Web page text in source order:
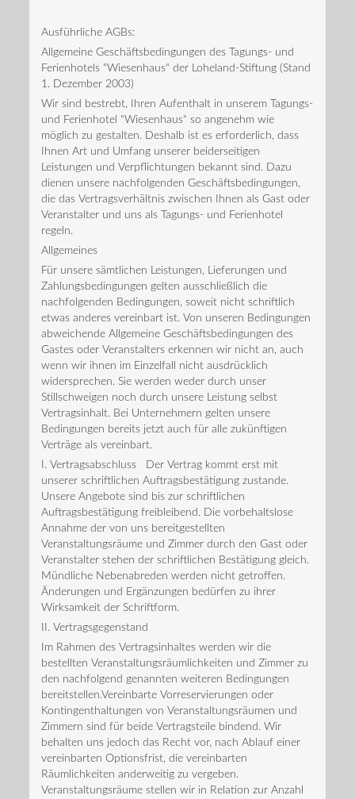
Ausführliche AGBs:
Allgemeine Geschäftsbedingungen des Tagungs- und
Ferienhotels “Wiesenhaus“ der Loheland-Stiftung (Stand
1. Dezember 2003)
Wir sind bestrebt, Ihren Aufenthalt in unserem Tagungs-
und Ferienhotel “Wiesenhaus“ so angenehm wie
möglich zu gestalten. Deshalb ist es erforderlich, dass
Ihnen Art und Umfang unserer beiderseitigen
Leistungen und Verpflichtungen bekannt sind. Dazu
dienen unsere nachfolgenden Geschäftsbedingungen,
die das Vertragsverhältnis zwischen Ihnen als Gast oder
Veranstalter und uns als Tagungs- und Ferienhotel
regeln.
Allgemeines
Für unsere sämtlichen Leistungen, Lieferungen und
Zahlungsbedingungen gelten ausschließlich die
nachfolgenden Bedingungen, soweit nicht schriftlich
etwas anderes vereinbart ist. Von unseren Bedingungen
abweichende Allgemeine Geschäftsbedingungen des
Gastes oder Veranstalters erkennen wir nicht an, auch
wenn wir ihnen im Einzelfall nicht ausdrücklich
widersprechen. Sie werden weder durch unser
Stillschweigen noch durch unsere Leistung selbst
Vertragsinhalt. Bei Unternehmern gelten unsere
Bedingungen bereits jetzt auch für alle zukünftigen
Verträge als vereinbart.
I. Vertragsabschluss Der Vertrag kommt erst mit
unserer schriftlichen Auftragsbestätigung zustande.
Unsere Angebote sind bis zur schriftlichen
Auftragsbestätigung freibleibend. Die vorbehaltslose
Annahme der von uns bereitgestellten
Veranstaltungsräume und Zimmer durch den Gast oder
Veranstalter stehen der schriftlichen Bestätigung gleich.
Mündliche Nebenabreden werden nicht getroffen.
Änderungen und Ergänzungen bedürfen zu ihrer
Wirksamkeit der Schriftform.
II. Vertragsgegenstand
Im Rahmen des Vertragsinhaltes werden wir die
bestellten Veranstaltungsräumlichkeiten und Zimmer zu
den nachfolgend genannten weiteren Bedingungen
bereitstellen.Vereinbarte Vorreservierungen oder
Kontingenthaltungen von Veranstaltungsräumen und
Zimmern sind für beide Vertragsteile bindend. Wir
behalten uns jedoch das Recht vor, nach Ablauf einer
vereinbarten Optionsfrist, die vereinbarten
Räumlichkeiten anderweitig zu vergeben.
Veranstaltungsräume stellen wir in Relation zur Anzahl